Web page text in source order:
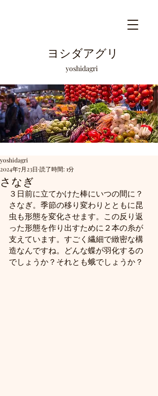
ヨシダアグリ
​yoshidagri
さなぎ
yoshidagri
2024年7月23日 読了時間: 1分
３日前に立てかけた棒にいつの間に？
さなぎ。季節の移り変わりとともに昆
虫も形態を変化させます。この反り返
った形態を作り出すために２本の糸が
支えています。すごく繊細で緻密な構
造なんですね。どんな蝶が羽化するの
でしょうか？それとも蛾でしょうか？